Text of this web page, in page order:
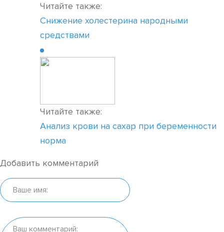
Читайте также:
Снижение холестерина народными
средствами
Читайте также:
Анализ крови на сахар при беременности
норма
Добавить комментарий